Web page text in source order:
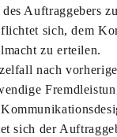
Auftraggebers
sich, dem
zu erteilen.
nach
sich der